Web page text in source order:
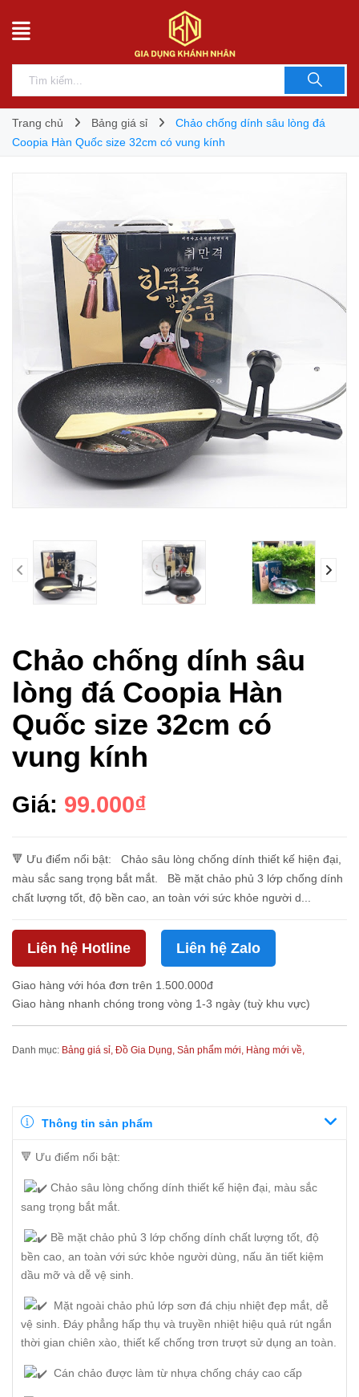
Trang chủ Bảng giá sỉ
Chảo chống dính sâu lòng đá
Coopia Hàn Quốc size 32cm có vung kính
prev
Chảo chống dính sâu
lòng đá Coopia Hàn
Quốc size 32cm có
vung kính
Giá: 99.000₫
🔻 Ưu điểm nổi bật: Chảo sâu lòng chống dính thiết kế hiện đại,
màu sắc sang trọng bắt mắt. Bề mặt chảo phủ 3 lớp chống dính
chất lượng tốt, độ bền cao, an toàn với sức khỏe người d...
Liên hệ Hotline Liên hệ Zalo
Giao hàng với hóa đơn trên 1.500.000đ
Giao hàng nhanh chóng trong vòng 1-3 ngày (tuỳ khu vực)
Danh mục: Bảng giá sỉ, Đồ Gia Dụng, Sản phẩm mới, Hàng mới về,
Thông tin sản phẩm
🔻 Ưu điểm nổi bật:
Chảo sâu lòng chống dính thiết kế hiện đại, màu sắc
sang trọng bắt mắt.
Bề mặt chảo phủ 3 lớp chống dính chất lượng tốt, độ
bền cao, an toàn với sức khỏe người dùng, nấu ăn tiết kiệm
dầu mỡ và dễ vệ sinh.
Mặt ngoài chảo phủ lớp sơn đá chịu nhiệt đẹp mắt, dễ
vệ sinh. Đáy phẳng hấp thụ và truyền nhiệt hiệu quả rút ngắn
thời gian chiên xào, thiết kế chống trơn trượt sử dụng an toàn.
Cán chảo được làm từ nhựa chống cháy cao cấp